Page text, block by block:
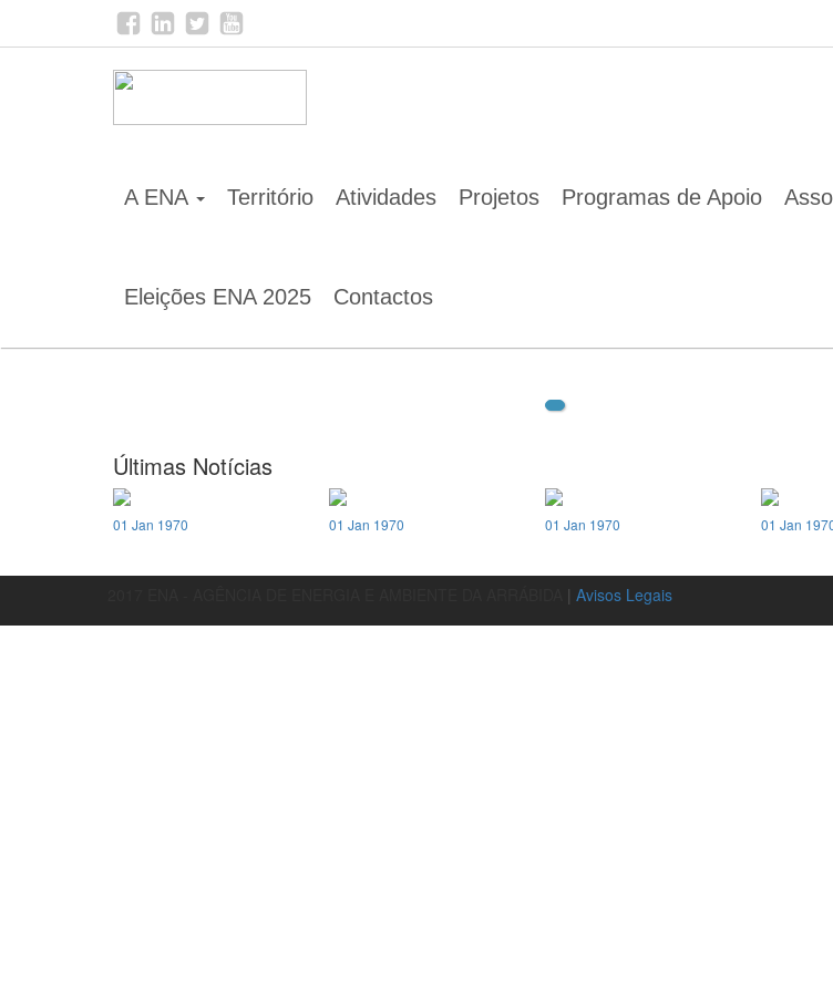
A ENA Território Atividades Projetos Programas de Apoio
Eleições ENA 2025 Contactos
Home
Últimas Notícias
01 Jan 1970 01 Jan 1970 01 Jan 1970 01 Jan
| Avisos Legais